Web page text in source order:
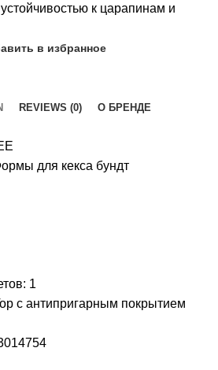
к царапинам и
в избранное
REVIEWS (0) О БРЕНДЕ
для кекса бундт
1
с антипригарным покрытием